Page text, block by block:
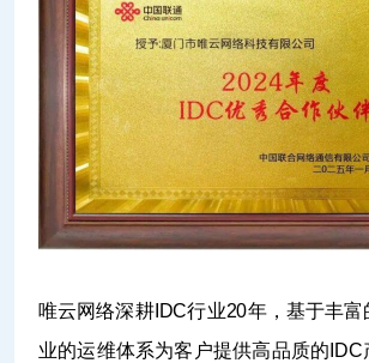
唯云网络深耕IDC行业20年，基于丰
业的运维体系为客户提供高品质的IDC